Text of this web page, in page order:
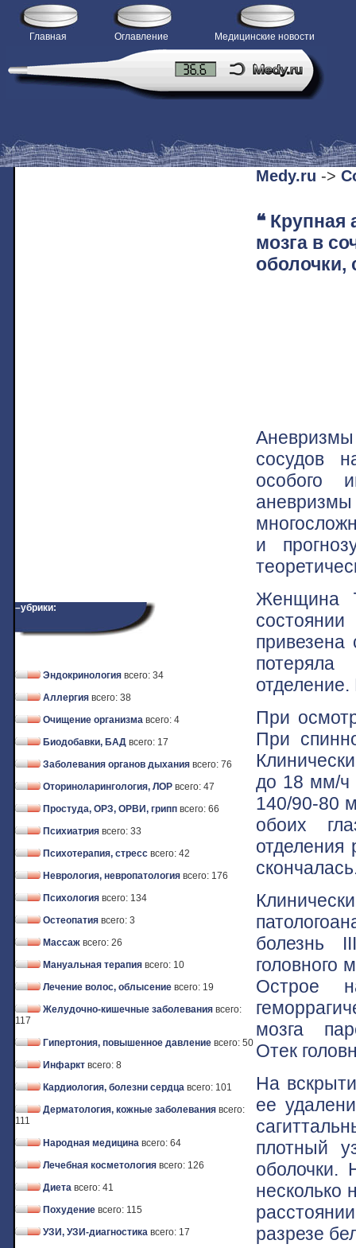
Главная Оглавление Медицинские новости
–убрики:
Эндокринология всего: 34
Аллергия всего: 38
Очищение организма всего: 4
Биодобавки, БАД всего: 17
Заболевания органов дыхания всего: 76
Оториноларингология, ЛОР всего: 47
Простуда, ОРЗ, ОРВИ, грипп всего: 66
Психиатрия всего: 33
Психотерапия, стресс всего: 42
Неврология, невропатология всего: 176
Психология всего: 134
Остеопатия всего: 3
Массаж всего: 26
Мануальная терапия всего: 10
Лечение волос, облысение всего: 19
Желудочно-кишечные заболевания всего:
117
Гипертония, повышенное давление всего: 50
Инфаркт всего: 8
Кардиология, болезни сердца всего: 101
Дерматология, кожные заболевания всего:
111
Народная медицина всего: 64
Лечебная косметология всего: 126
Диета всего: 41
Похудение всего: 115
УЗИ, УЗИ-диагностика всего: 17
Medy.ru ->
❝ Крупная
мозга в
оболочки,
сосудов
особого
аневризмы
и
Женщина
При
При
до 18 мм/ч
140/90-80
обоих
отделения
болезнь
головного
Острое
мозга
Отек
На
ее
плотный
оболочки.
несколько
разрезе